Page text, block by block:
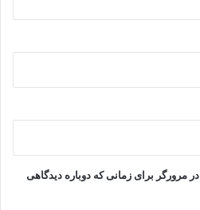
مرورگر برای زمانی که دوباره دیدگاهی